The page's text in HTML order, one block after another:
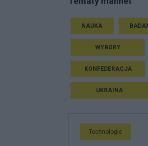
NAUKA
WYBORY
KONFEDERACJA
UKRAINA
Technologie